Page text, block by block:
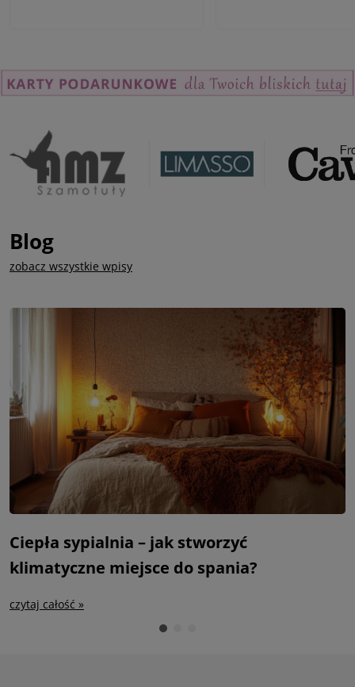
Blog
zobacz wszystkie wpisy
Ciepła sypialnia – jak stworzyć
klimatyczne miejsce do spania?
czytaj całość »